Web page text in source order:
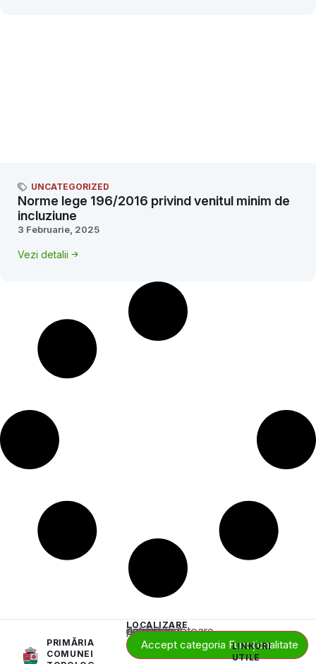
UNCATEGORIZED
Norme lege 196/2016 privind venitul minim de
incluziune
3 Februarie, 2025
Vezi detalii
PRIMĂRIA
COMUNEI
LOCALIZARE
Acest conținut este blocat până când acceptați categoria corespunzătoare de cookie-uri.
Accept categoria Funcționalitate
LINKURI
UTILE